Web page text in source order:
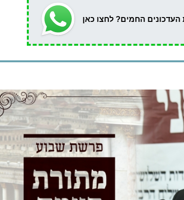
החמים? לחצו כאן